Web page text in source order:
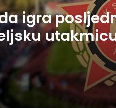
igra
sezone u